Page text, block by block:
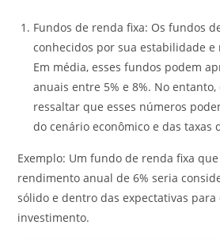
Fundos de renda fixa: Os fundos
conhecidos por sua estabilidade
Em média, esses fundos podem
anuais entre 5% e 8%. No
ressaltar que esses números
do cenário econômico e das taxas
Exemplo: Um fundo de renda fixa
rendimento anual de 6% seria
sólido e dentro das expectativas para
investimento.